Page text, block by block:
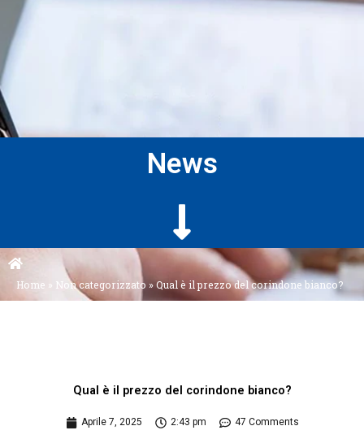
News
Home » Non categorizzato »Qual è il prezzo del corindone bianco?
Qual è il prezzo del corindone bianco?
Aprile 7, 2025 2:43 pm 47 Comments